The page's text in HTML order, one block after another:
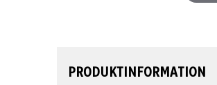
PRODUKTINFORMATION